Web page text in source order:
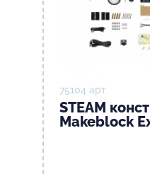
75104 арт
STEAM
Makeblock